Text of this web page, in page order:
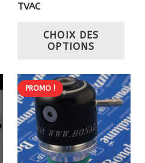
actuel
426,96 €.
TVAC
CHOIX DES
OPTIONS
Les
PROMO !